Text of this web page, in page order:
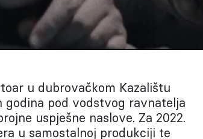
u dubrovačkom Kazalištu
godina pod vodstvog ravnatelja
uspješne naslove. Za 2022.
u samostalnoj produkciji te